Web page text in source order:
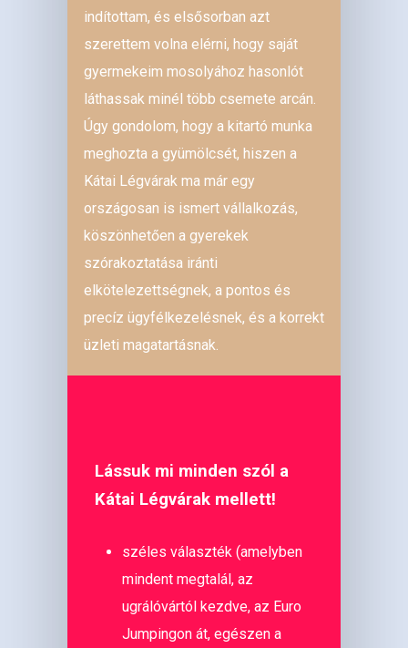
indítottam, és elsősorban azt
szerettem volna elérni, hogy saját
gyermekeim mosolyához hasonlót
láthassak minél több csemete arcán.
Úgy gondolom, hogy a kitartó munka
meghozta a gyümölcsét, hiszen a
Kátai Légvárak ma már egy
országosan is ismert vállalkozás,
köszönhetően a gyerekek
szórakoztatása iránti
elkötelezettségnek, a pontos és
precíz ügyfélkezelésnek, és a korrekt
üzleti magatartásnak.
Lássuk mi minden szól a
Kátai Légvárak mellett!
széles választék (amelyben
mindent megtalál, az
ugrálóvártól kezdve, az Euro
Jumpingon át, egészen a